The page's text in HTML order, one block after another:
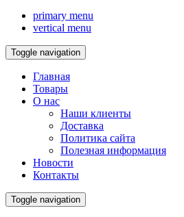
primary menu
vertical menu
Toggle navigation
Главная
Товары
О нас
Наши клиенты
Доставка
Политика сайта
Полезная информация
Новости
Контакты
Toggle navigation